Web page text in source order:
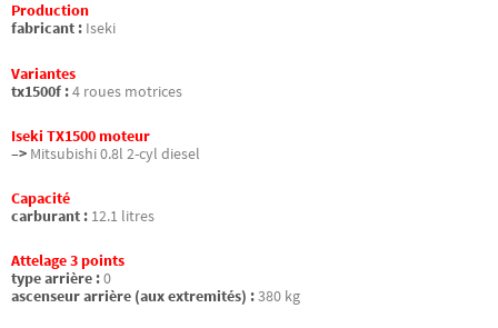
Production
fabricant : Iseki
Variantes
tx1500f :4 roues motrices
Iseki TX1500 moteur
–> Mitsubishi 0.8l 2-cyl diesel
Capacité
carburant : 12.1 litres
Attelage 3 points
type arrière :0
ascenseur arrière (aux extremités) :380 kg